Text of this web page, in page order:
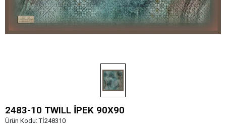
2483-10 TWILL İPEK 90X90
Ürün Kodu:Tİ248310